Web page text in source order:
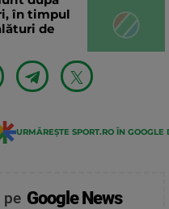
în timpul
de
URMĂREȘTE SPORT.RO ÎN GOOGLE
pe Google News